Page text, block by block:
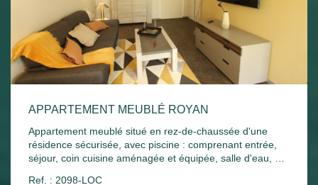
APPARTEMENT MEUBLÉ ROYAN
Appartement meublé situé en rez-de-chaussée d'une
résidence sécurisée, avec piscine : comprenant entrée,
séjour, coin cuisine aménagée et équipée, salle d'eau, wc,
Ref. : 2098-LOC